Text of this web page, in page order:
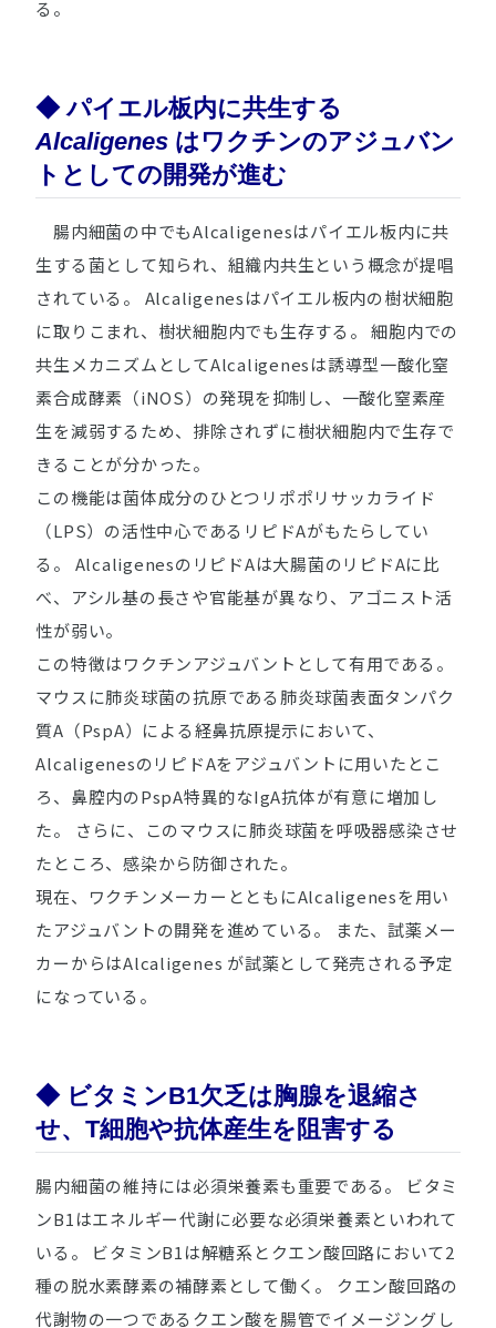
る。
◆ パイエル板内に共生する
Alcaligenes はワクチンのアジュバン
トとしての開発が進む
腸内細菌の中でもAlcaligenesはパイエル板内に共
生する菌として知られ、組織内共生という概念が提唱
されている。 Alcaligenesはパイエル板内の樹状細胞
に取りこまれ、樹状細胞内でも生存する。 細胞内での
共生メカニズムとしてAlcaligenesは誘導型一酸化窒
素合成酵素（iNOS）の発現を抑制し、一酸化窒素産
生を減弱するため、排除されずに樹状細胞内で生存で
きることが分かった。
この機能は菌体成分のひとつリポポリサッカライド
（LPS）の活性中心であるリピドAがもたらしてい
る。 AlcaligenesのリピドAは大腸菌のリピドAに比
べ、アシル基の長さや官能基が異なり、アゴニスト活
性が弱い。
この特徴はワクチンアジュバントとして有用である。
マウスに肺炎球菌の抗原である肺炎球菌表面タンパク
質A（PspA）による経鼻抗原提示において、
AlcaligenesのリピドAをアジュバントに用いたとこ
ろ、鼻腔内のPspA特異的なIgA抗体が有意に増加し
た。 さらに、このマウスに肺炎球菌を呼吸器感染させ
たところ、感染から防御された。
現在、ワクチンメーカーとともにAlcaligenesを用い
たアジュバントの開発を進めている。 また、試薬メー
カーからはAlcaligenes が試薬として発売される予定
になっている。
◆ビタミンB1欠乏は胸腺を退縮さ
せ、T細胞や抗体産生を阻害する
腸内細菌の維持には必須栄養素も重要である。 ビタミ
ンB1はエネルギー代謝に必要な必須栄養素といわれて
いる。 ビタミンB1は解糖系とクエン酸回路において2
種の脱水素酵素の補酵素として働く。 クエン酸回路の
代謝物の一つであるクエン酸を腸管でイメージングし